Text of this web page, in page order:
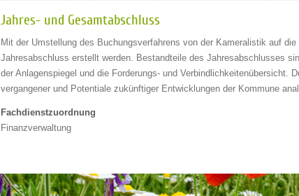
Jahres- und Gesamtabschluss
Mit der Umstellung des Buchungsverfahrens von der Kameralistik auf
Jahresabschluss erstellt werden. Bestandteile des Jahresabschlusses
der Anlagenspiegel und die Forderungs- und Verbindlichkeitenübersicht.
vergangener und Potentiale zukünftiger Entwicklungen der Kommune
Fachdienstzuordnung
Finanzverwaltung